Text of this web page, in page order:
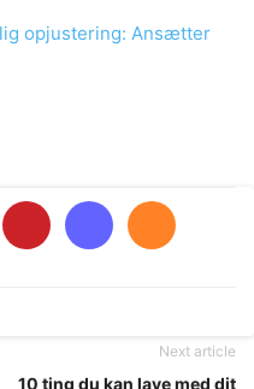
opjustering: Ansætter
Next article
10 ting du kan lave med dit